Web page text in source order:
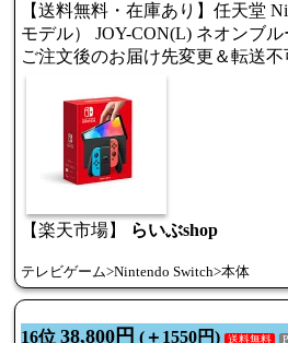
【送料無料・在庫あり】任天堂
モデル） JOY-CON(L) ネオンブ
ご注文後のお届け先変更＆転送
【楽天市場】 らいぶshop
テレビゲーム>Nintendo Switch>本体
16位 38,800円 (＋1550円) 送料無料